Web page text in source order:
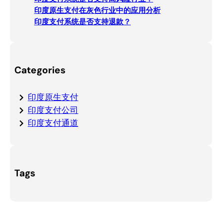
印度原生支付在灰色行业中的应用分析
印度支付系统是否支持退款？
Categories
印度原生支付
印度支付公司
印度支付通道
Tags